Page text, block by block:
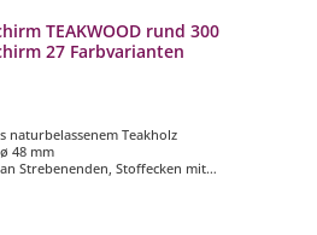
TEAKWOOD rund 300
27 Farbvarianten
naturbelassenem Teakholz
48 mm
Strebenenden, Stoffecken mit